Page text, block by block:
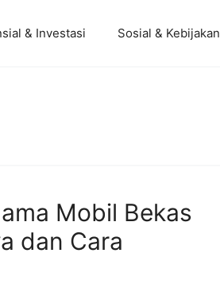
& Investasi Sosial & Kebijakan
Mobil Bekas
dan Cara